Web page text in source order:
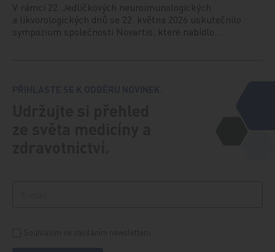
V rámci 22. Jedličkových neuroimunologických
a likvorologických dnů se 22. května 2026 uskutečnilo
sympozium společnosti Novartis, které nabídlo…